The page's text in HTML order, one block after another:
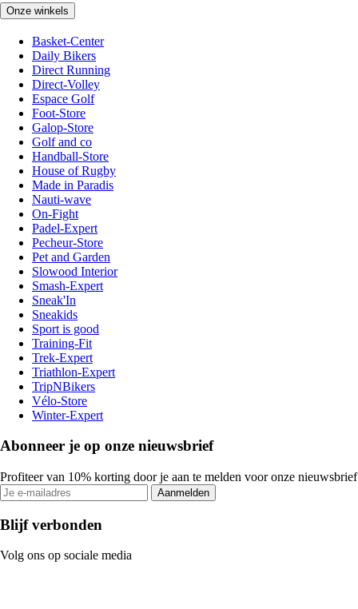
Onze winkels
Basket-Center
Daily Bikers
Direct Running
Direct-Volley
Espace Golf
Foot-Store
Galop-Store
Golf and co
Handball-Store
House of Rugby
Made in Paradis
Nauti-wave
On-Fight
Padel-Expert
Pecheur-Store
Pet and Garden
Slowood Interior
Smash-Expert
Sneak'In
Sneakids
Sport is good
Training-Fit
Trek-Expert
Triathlon-Expert
TripNBikers
Vélo-Store
Winter-Expert
Abonneer je op onze nieuwsbrief
Profiteer van 10% korting door je aan te melden voor onze nieuwsbrief
Aanmelden
Blijf verbonden
Volg ons op sociale media